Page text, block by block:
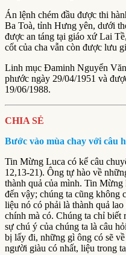
Án lệnh chém đầu được thi
Ba Toà, tỉnh Hưng yên, dưới
được an táng tại giáo xứ Lai
cốt của cha vẫn còn được lưu
Linh mục Đaminh Nguyển
phước ngày 29/04/1951 và
19/06/1988.
CHIA SẺ
Bước vào mùa chay với câu
Tin Mừng Luca có kể câu
12,13-21). Ông tự hào về
thành quả của mình. Tin
đến vậy; chúng ta cũng không
liệu nó có phải là thành quả
chính mà có. Chúng ta chỉ biết
sự chú ý của chúng ta là câu
bị lấy đi, những gì ông có sẽ
người giàu có nhất, liệu trong